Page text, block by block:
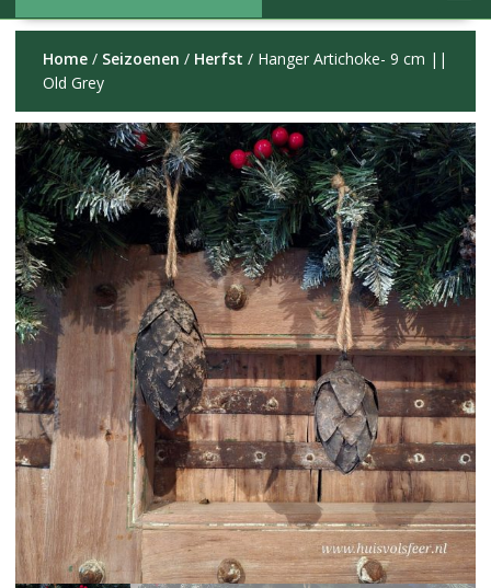
Home/ Seizoenen / Herfst / Hanger Artichoke- 9 cm ||
Old Grey